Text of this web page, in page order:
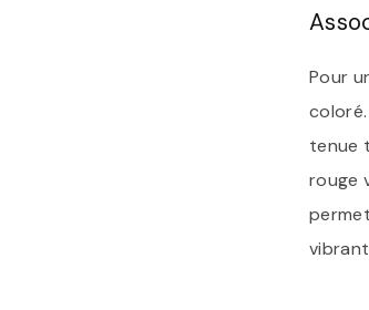
Pour
tenue
rouge